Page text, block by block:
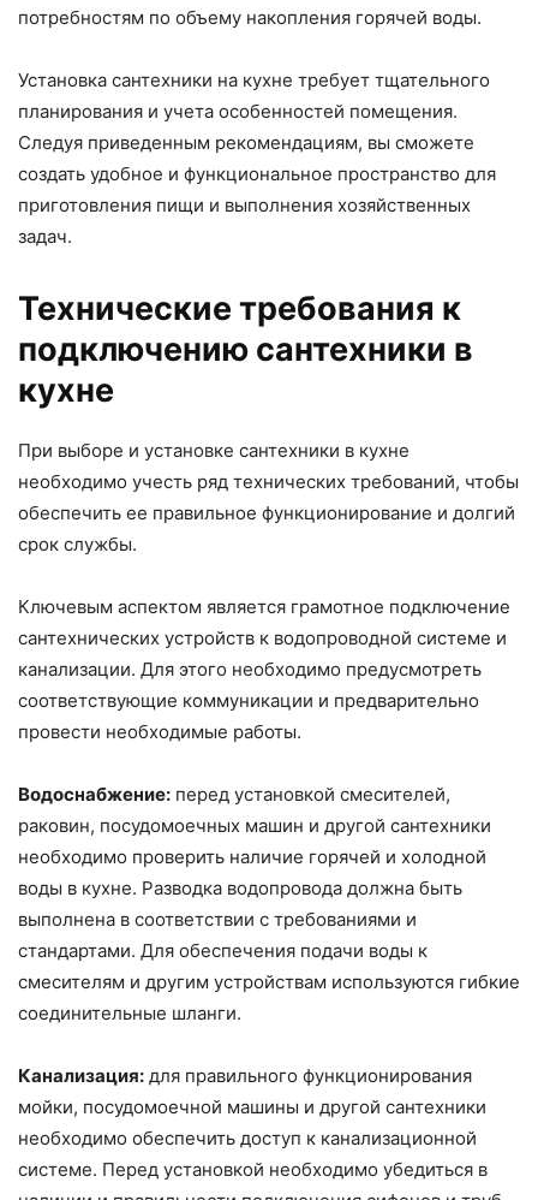
потребностям по объему накопления горячей воды.
Установка сантехники на кухне требует тщательного
планирования и учета особенностей помещения.
Следуя приведенным рекомендациям, вы сможете
создать удобное и функциональное пространство для
приготовления пищи и выполнения хозяйственных
задач.
Технические требования к
подключению сантехники в
кухне
При выборе и установке сантехники в кухне
необходимо учесть ряд технических требований, чтобы
обеспечить ее правильное функционирование и долгий
срок службы.
Ключевым аспектом является грамотное подключение
сантехнических устройств к водопроводной системе и
канализации. Для этого необходимо предусмотреть
соответствующие коммуникации и предварительно
провести необходимые работы.
Водоснабжение: перед установкой смесителей,
раковин, посудомоечных машин и другой сантехники
необходимо проверить наличие горячей и холодной
воды в кухне. Разводка водопровода должна быть
выполнена в соответствии с требованиями и
стандартами. Для обеспечения подачи воды к
смесителям и другим устройствам используются гибкие
соединительные шланги.
Канализация: для правильного функционирования
мойки, посудомоечной машины и другой сантехники
необходимо обеспечить доступ к канализационной
системе. Перед установкой необходимо убедиться в